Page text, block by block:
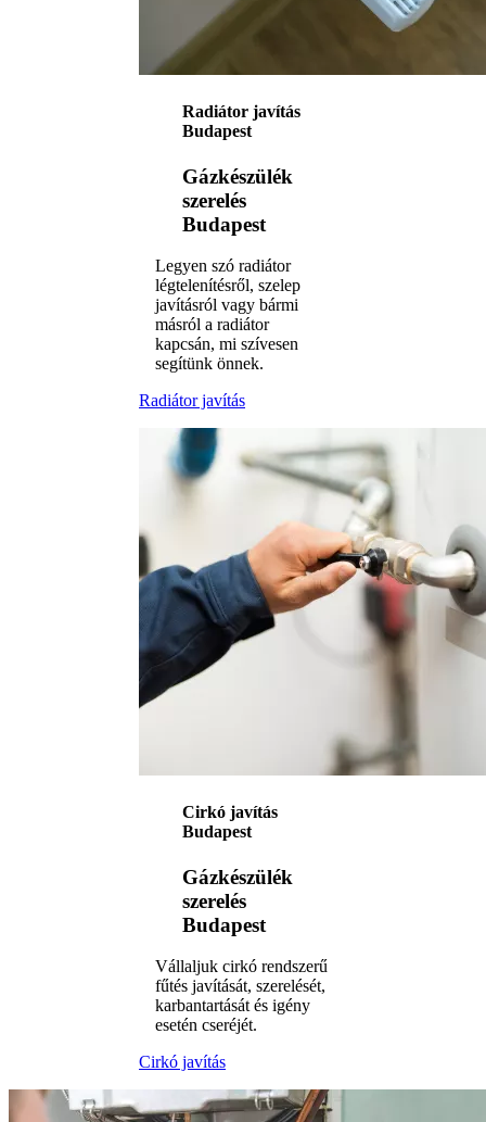
Radiátor javítás
Budapest
Gázkészülék
szerelés
Budapest
Legyen szó radiátor
légtelenítésről, szelep
javításról vagy bármi
másról a radiátor
kapcsán, mi szívesen
segítünk önnek.
Radiátor javítás
Cirkó javítás
Budapest
Gázkészülék
szerelés
Budapest
Vállaljuk cirkó rendszerű
fűtés javítását, szerelését,
karbantartását és igény
esetén cseréjét.
Cirkó javítás